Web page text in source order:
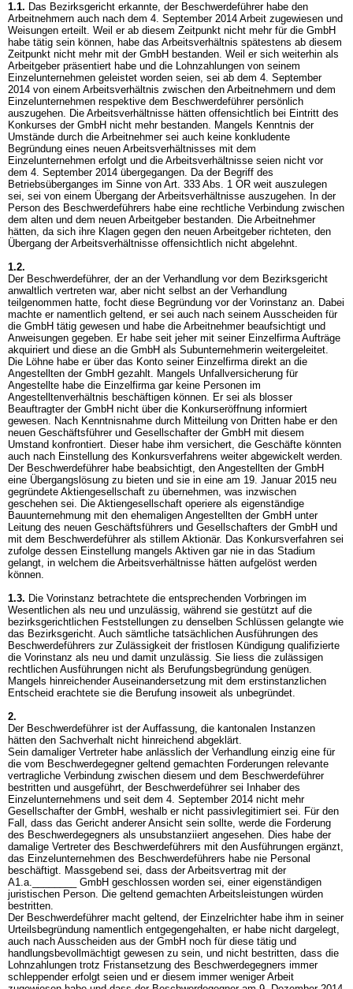
1.1. Das Bezirksgericht erkannte, der Beschwerdeführer habe den
Arbeitnehmern auch nach dem 4. September 2014 Arbeit zugewiesen und
Weisungen erteilt. Weil er ab diesem Zeitpunkt nicht mehr für die GmbH
habe tätig sein können, habe das Arbeitsverhältnis spätestens ab diesem
Zeitpunkt nicht mehr mit der GmbH bestanden. Weil er sich weiterhin als
Arbeitgeber präsentiert habe und die Lohnzahlungen von seinem
Einzelunternehmen geleistet worden seien, sei ab dem 4. September
2014 von einem Arbeitsverhältnis zwischen den Arbeitnehmern und dem
Einzelunternehmen respektive dem Beschwerdeführer persönlich
auszugehen. Die Arbeitsverhältnisse hätten offensichtlich bei Eintritt des
Konkurses der GmbH nicht mehr bestanden. Mangels Kenntnis der
Umstände durch die Arbeitnehmer sei auch keine konkludente
Begründung eines neuen Arbeitsverhältnisses mit dem
Einzelunternehmen erfolgt und die Arbeitsverhältnisse seien nicht vor
dem 4. September 2014 übergegangen. Da der Begriff des
Betriebsüberganges im Sinne von Art. 333 Abs. 1 OR weit auszulegen
sei, sei von einem Übergang der Arbeitsverhältnisse auszugehen. In der
Person des Beschwerdeführers habe eine rechtliche Verbindung zwischen
dem alten und dem neuen Arbeitgeber bestanden. Die Arbeitnehmer
hätten, da sich ihre Klagen gegen den neuen Arbeitgeber richteten, den
Übergang der Arbeitsverhältnisse offensichtlich nicht abgelehnt.
1.2.
Der Beschwerdeführer, der an der Verhandlung vor dem Bezirksgericht
anwaltlich vertreten war, aber nicht selbst an der Verhandlung
teilgenommen hatte, focht diese Begründung vor der Vorinstanz an. Dabei
machte er namentlich geltend, er sei auch nach seinem Ausscheiden für
die GmbH tätig gewesen und habe die Arbeitnehmer beaufsichtigt und
Anweisungen gegeben. Er habe seit jeher mit seiner Einzelfirma Aufträge
akquiriert und diese an die GmbH als Subunternehmerin weitergeleitet.
Die Löhne habe er über das Konto seiner Einzelfirma direkt an die
Angestellten der GmbH gezahlt. Mangels Unfallversicherung für
Angestellte habe die Einzelfirma gar keine Personen im
Angestelltenverhältnis beschäftigen können. Er sei als blosser
Beauftragter der GmbH nicht über die Konkurseröffnung informiert
gewesen. Nach Kenntnisnahme durch Mitteilung von Dritten habe er den
neuen Geschäftsführer und Gesellschafter der GmbH mit diesem
Umstand konfrontiert. Dieser habe ihm versichert, die Geschäfte könnten
auch nach Einstellung des Konkursverfahrens weiter abgewickelt werden.
Der Beschwerdeführer habe beabsichtigt, den Angestellten der GmbH
eine Übergangslösung zu bieten und sie in eine am 19. Januar 2015 neu
gegründete Aktiengesellschaft zu übernehmen, was inzwischen
geschehen sei. Die Aktiengesellschaft operiere als eigenständige
Bauunternehmung mit den ehemaligen Angestellten der GmbH unter
Leitung des neuen Geschäftsführers und Gesellschafters der GmbH und
mit dem Beschwerdeführer als stillem Aktionär. Das Konkursverfahren sei
zufolge dessen Einstellung mangels Aktiven gar nie in das Stadium
gelangt, in welchem die Arbeitsverhältnisse hätten aufgelöst werden
können.
1.3. Die Vorinstanz betrachtete die entsprechenden Vorbringen im
Wesentlichen als neu und unzulässig, während sie gestützt auf die
bezirksgerichtlichen Feststellungen zu denselben Schlüssen gelangte wie
das Bezirksgericht. Auch sämtliche tatsächlichen Ausführungen des
Beschwerdeführers zur Zulässigkeit der fristlosen Kündigung qualifizierte
die Vorinstanz als neu und damit unzulässig. Sie liess die zulässigen
rechtlichen Ausführungen nicht als Berufungsbegründung genügen.
Mangels hinreichender Auseinandersetzung mit dem erstinstanzlichen
Entscheid erachtete sie die Berufung insoweit als unbegründet.
2.
Der Beschwerdeführer ist der Auffassung, die kantonalen Instanzen
hätten den Sachverhalt nicht hinreichend abgeklärt.
Sein damaliger Vertreter habe anlässlich der Verhandlung einzig eine für
die vom Beschwerdegegner geltend gemachten Forderungen relevante
vertragliche Verbindung zwischen diesem und dem Beschwerdeführer
bestritten und ausgeführt, der Beschwerdeführer sei Inhaber des
Einzelunternehmens und seit dem 4. September 2014 nicht mehr
Gesellschafter der GmbH, weshalb er nicht passivlegitimiert sei. Für den
Fall, dass das Gericht anderer Ansicht sein sollte, werde die Forderung
des Beschwerdegegners als unsubstanziiert angesehen. Dies habe der
damalige Vertreter des Beschwerdeführers mit den Ausführungen ergänzt,
das Einzelunternehmen des Beschwerdeführers habe nie Personal
beschäftigt. Massgebend sei, dass der Arbeitsvertrag mit der
A1.a.________ GmbH geschlossen worden sei, einer eigenständigen
juristischen Person. Die geltend gemachten Arbeitsleistungen würden
bestritten.
Der Beschwerdeführer macht geltend, der Einzelrichter habe ihm in seiner
Urteilsbegründung namentlich entgegengehalten, er habe nicht dargelegt,
auch nach Ausscheiden aus der GmbH noch für diese tätig und
handlungsbevollmächtigt gewesen zu sein, und nicht bestritten, dass die
Lohnzahlungen trotz Fristansetzung des Beschwerdegegners immer
schleppender erfolgt seien und er diesem immer weniger Arbeit